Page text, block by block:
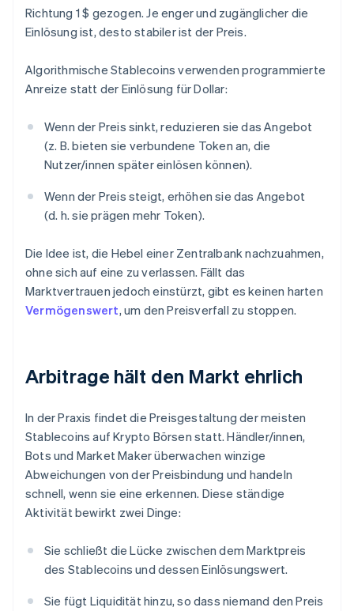
Richtung 1 $ gezogen. Je enger und zugänglicher die
Einlösung ist, desto stabiler ist der Preis.
Algorithmische Stablecoins verwenden programmierte
Anreize statt der Einlösung für Dollar:
Wenn der Preis sinkt, reduzieren sie das Angebot
(z. B. bieten sie verbundene Token an, die
Nutzer/innen später einlösen können).
Wenn der Preis steigt, erhöhen sie das Angebot
(d. h. sie prägen mehr Token).
Die Idee ist, die Hebel einer Zentralbank nachzuahmen,
ohne sich auf eine zu verlassen. Fällt das
Marktvertrauen jedoch einstürzt, gibt es keinen harten
Vermögenswert, um den Preisverfall zu stoppen.
Arbitrage hält den Markt ehrlich
In der Praxis findet die Preisgestaltung der meisten
Stablecoins auf Krypto Börsen statt. Händler/innen,
Bots und Market Maker überwachen winzige
Abweichungen von der Preisbindung und handeln
schnell, wenn sie eine erkennen. Diese ständige
Aktivität bewirkt zwei Dinge:
Sie schließt die Lücke zwischen dem Marktpreis
des Stablecoins und dessen Einlösungswert.
Sie fügt Liquidität hinzu, so dass niemand den Preis